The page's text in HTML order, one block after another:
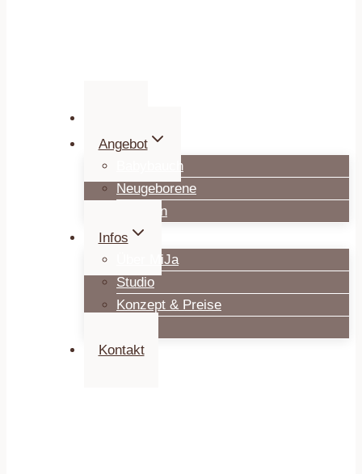
Angebot
Babybauch
Neugeborene
Familien
Infos
Über MiJa
Studio
Konzept & Preise
Kontakt